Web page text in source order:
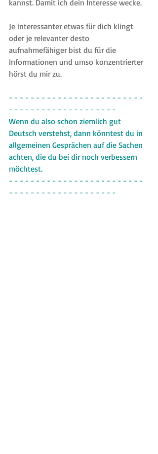
kannst. Damit ich dein Interesse wecke.
Je interessanter etwas für dich klingt
oder je relevanter desto
aufnahmefähiger bist du für die
Informationen und umso konzentrierter
hörst du mir zu.
- - - - - - - - - - - - - - - - - - - - - - - - -
- - - - - - - - - - - - - - - - - - - -
Wenn du also schon ziemlich gut
Deutsch verstehst, dann könntest du in
allgemeinen Gesprächen auf die Sachen
achten, die du bei dir noch verbessern
möchtest.
- - - - - - - - - - - - - - - - - - - - - - - - -
- - - - - - - - - - - - - - - - - - - -